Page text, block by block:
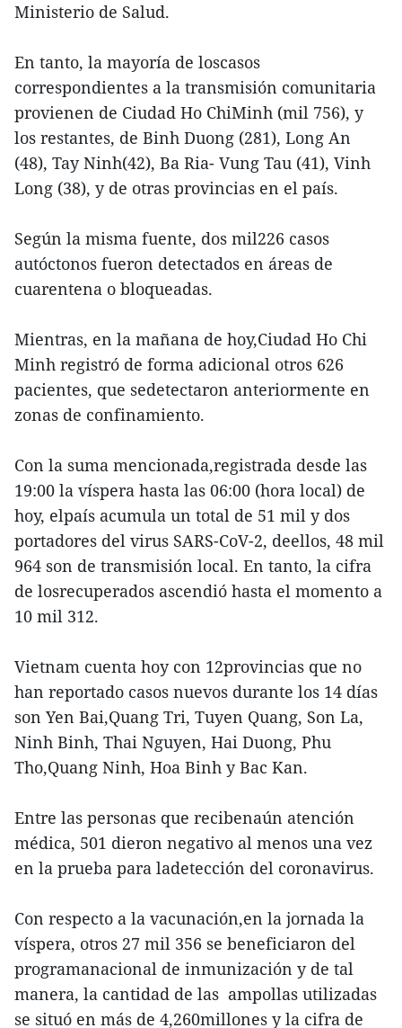
Ministerio de Salud.
En tanto, la mayoría de loscasos
correspondientes a la transmisión comunitaria
provienen de Ciudad Ho ChiMinh (mil 756), y
los restantes, de Binh Duong (281), Long An
(48), Tay Ninh(42), Ba Ria- Vung Tau (41), Vinh
Long (38), y de otras provincias en el país.
Según la misma fuente, dos mil226 casos
autóctonos fueron detectados en áreas de
cuarentena o bloqueadas.
Mientras, en la mañana de hoy,Ciudad Ho Chi
Minh registró de forma adicional otros 626
pacientes, que sedetectaron anteriormente en
zonas de confinamiento.
Con la suma mencionada,registrada desde las
19:00 la víspera hasta las 06:00 (hora local) de
hoy, elpaís acumula un total de 51 mil y dos
portadores del virus SARS-CoV-2, deellos, 48 mil
964 son de transmisión local. En tanto, la cifra
de losrecuperados ascendió hasta el momento a
10 mil 312.
Vietnam cuenta hoy con 12provincias que no
han reportado casos nuevos durante los 14 días
son Yen Bai,Quang Tri, Tuyen Quang, Son La,
Ninh Binh, Thai Nguyen, Hai Duong, Phu
Tho,Quang Ninh, Hoa Binh y Bac Kan.
Entre las personas que recibenaún atención
médica, 501 dieron negativo al menos una vez
en la prueba para ladetección del coronavirus.
Con respecto a la vacunación,en la jornada la
víspera, otros 27 mil 356 se beneficiaron del
programanacional de inmunización y de tal
manera, la cantidad de las ampollas utilizadas
se situó en más de 4,260millones y la cifra de